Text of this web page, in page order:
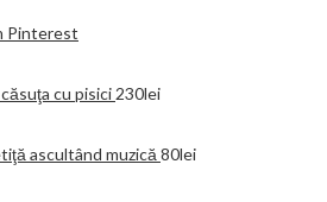
Pinterest
cu pisici 230lei
ascultând muzică 80lei